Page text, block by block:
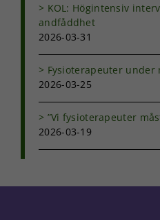
KOL: Högintensiv
andfåddhet
2026-03-31
Fysioterapeuter under
2026-03-25
”Vi fysioterapeuter
2026-03-19